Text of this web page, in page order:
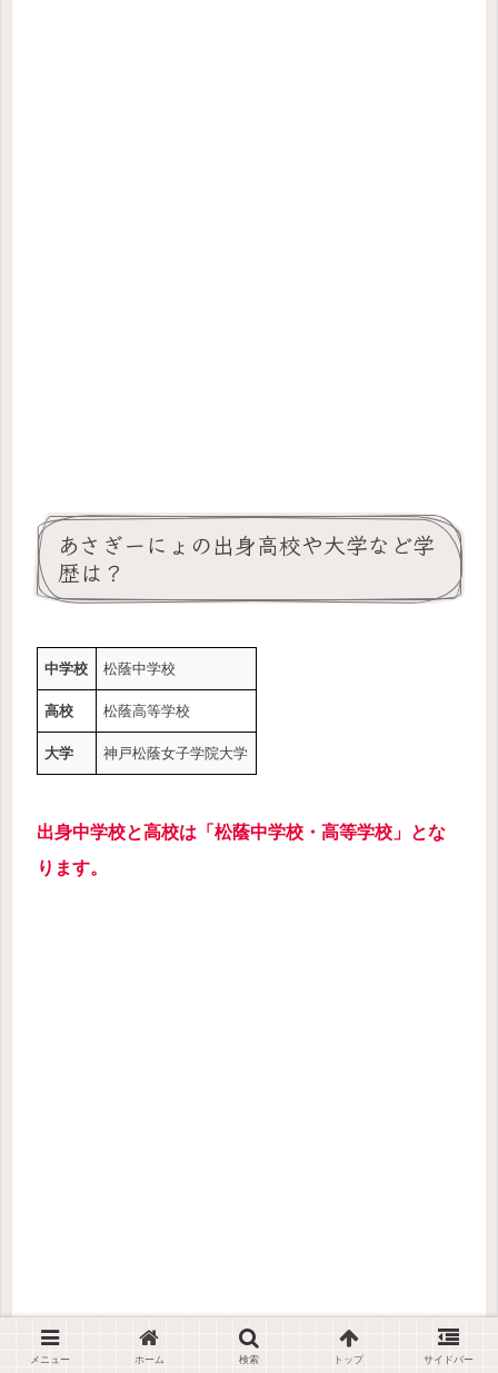
あさぎーにょの出身高校や大学など学
歴は？
中学校 松蔭中学校
高校 松蔭高等学校
大学 神戸松蔭女子学院大学
出身中学校と高校は「松蔭中学校・高等学校」とな
ります。
メニュー ホーム 検索 トップ サイドバー